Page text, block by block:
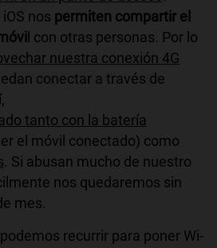
nos permiten compartir el
l con otras personas. Por lo
nuestra conexión 4G
conectar a través de
tanto con la batería
el móvil conectado) como
. Si abusan mucho de nuestro
nos quedaremos sin
mes.
recurrir para poner Wi-